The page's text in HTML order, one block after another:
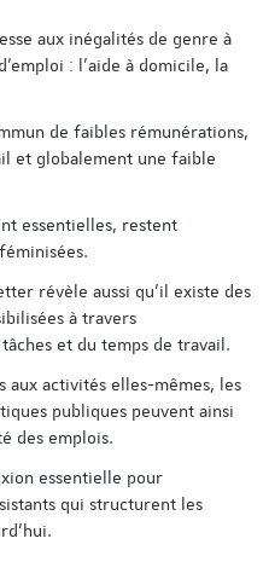
aux inégalités de genre à
: l'aide à domicile, la
de faibles rémunérations,
et globalement une faible
essentielles, restent
révèle aussi qu'il existe des
à travers
et du temps de travail.
aux activités elles-mêmes, les
publiques peuvent ainsi
des emplois.
essentielle pour
qui structurent les
.